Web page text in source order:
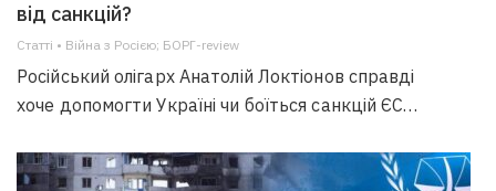
від санкцій?
Статті • Війна з Росією; БОРГ-review
Російський олігарх Анатолій Локтіонов справді
хоче допомогти Україні чи боїться санкцій ЄС…